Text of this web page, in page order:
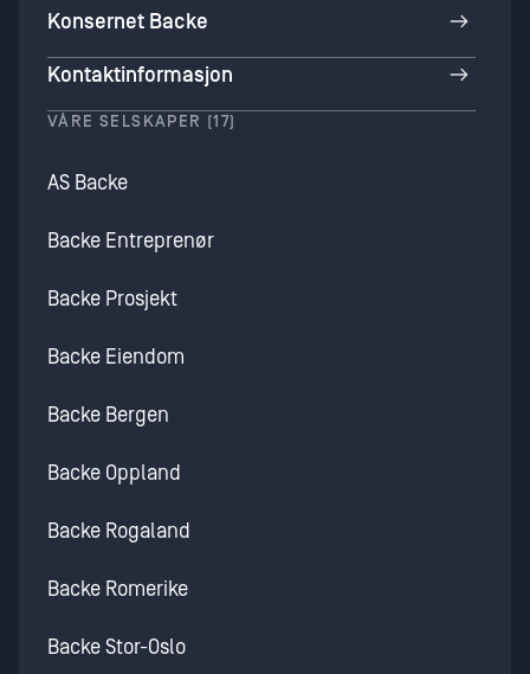
Konsernet Backe
Kontaktinformasjon
VÅRE SELSKAPER (17)
AS Backe
Backe Entreprenør
Backe Prosjekt
Backe Eiendom
Backe Bergen
Backe Oppland
Backe Rogaland
Backe Romerike
Backe Stor-Oslo